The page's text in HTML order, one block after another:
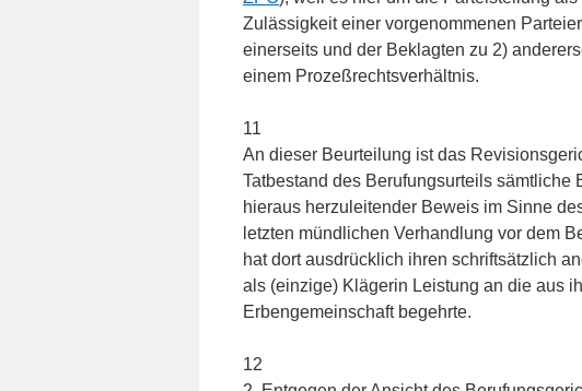
Zulässigkeit einer vorgenommenen
einerseits und der Beklagten zu 2)
einem Prozeßrechtsverhältnis.
11
An dieser Beurteilung ist das
Tatbestand des Berufungsurteils
hieraus herzuleitender Beweis im Sinne
letzten mündlichen Verhandlung vor dem
hat dort ausdrücklich ihren schriftsätzlich
als (einzige) Klägerin Leistung an die aus
Erbengemeinschaft begehrte.
12